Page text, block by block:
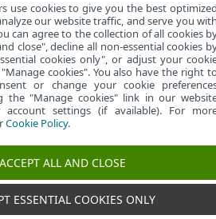
use cookies to give you the best
our website traffic, and serve you
can agree to the collection of all cookies
close", decline all non-essential cookies
cookies only", or adjust your
cookies". You also have the right
or change your cookie
the "Manage cookies" link in our
settings (if available). For
Cookie Policy.
ACCEPT ALL AND CLOSE
ESSENTIAL COOKIES ONLY